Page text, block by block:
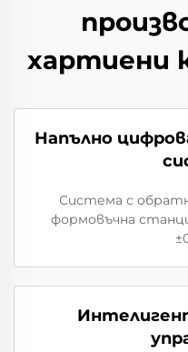
хартиени
Напълно
Система с
формовъчна